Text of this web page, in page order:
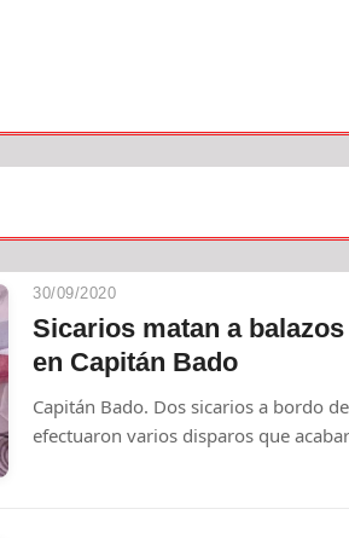
30/09/2020
Sicarios matan a
en Capitán Bado
Capitán Bado. Dos sicarios a bordo
efectuaron varios disparos que